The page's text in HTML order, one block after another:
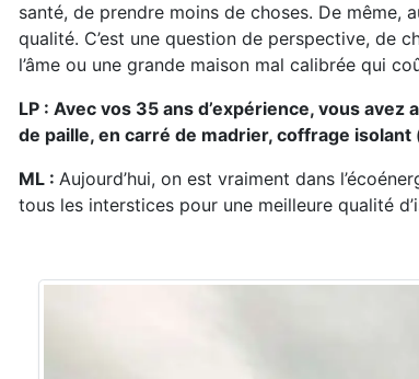
santé, de prendre moins de choses. De même,
qualité. C’est une question de perspective, de
l’âme ou une grande maison mal calibrée qui
LP : Avec vos 35 ans d’expérience, vous
de paille, en carré de madrier, coffrage
ML : Aujourd’hui, on est vraiment dans
tous les interstices pour une meilleure qualité